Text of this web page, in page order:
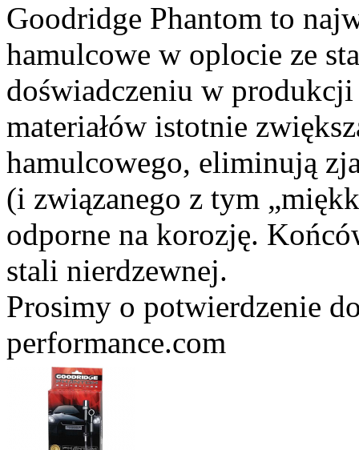
Goodridge Phantom to
hamulcowe w oplocie ze
doświadczeniu w
materiałów istotnie
hamulcowego, eliminują
(i związanego z tym
odporne na korozję.
stali nierdzewnej.
Prosimy o potwierdzenie
performance.com